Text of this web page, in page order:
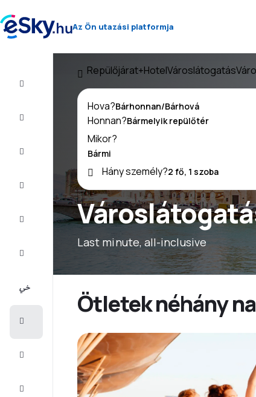
Az Ön utazási platformja
2026/27
Repülőjárat+HotelVároslátogatás
Last minute, all-inclusive
Hova?
Honnan?
Mikor?
Hány személy?
Ötletek néhány